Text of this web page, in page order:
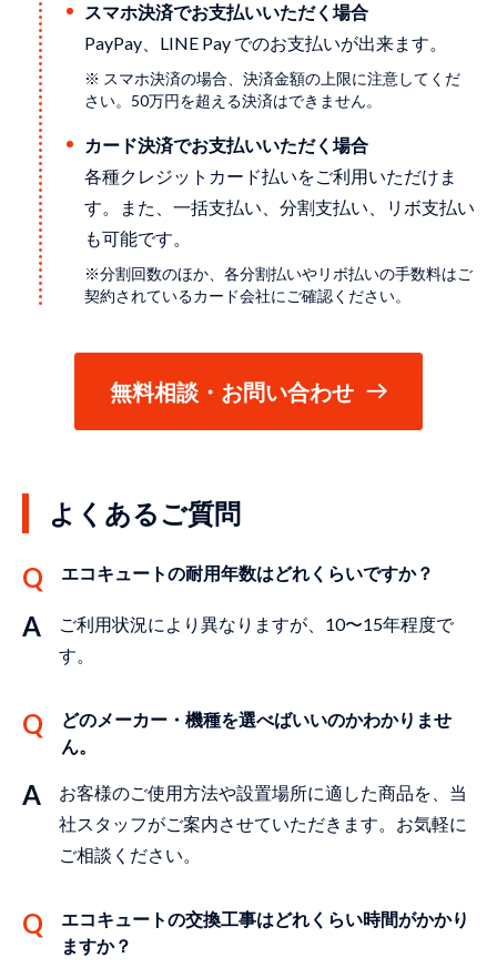
スマホ決済でお支払いいただく場合
PayPay、LINE Pay でのお支払いが出来ます。
※ スマホ決済の場合、決済金額の上限に注意してくだ
さい。50万円を超える決済はできません。
カード決済でお支払いいただく場合
各種クレジットカード払いをご利用いただけま
す。また、一括支払い、分割支払い、リボ支払い
も可能です。
※分割回数のほか、各分割払いやリボ払いの手数料はご
契約されているカード会社にご確認ください。
無料相談・お問い合わせ
よくあるご質問
エコキュートの耐⽤年数はどれくらいですか？
ご利⽤状況により異なりますが、10〜15年程度で
す。
どのメーカー・機種を選べばいいのかわかりませ
ん。
お客様のご使⽤⽅法や設置場所に適した商品を、当
社スタッフがご案内させていただきます。お気軽に
ご相談ください。
エコキュートの交換⼯事はどれくらい時間がかかり
ますか？